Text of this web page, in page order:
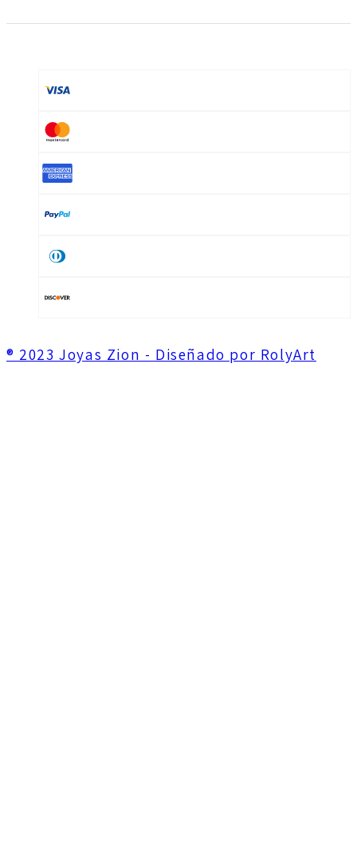
® 2023 Joyas Zion - Diseñado por RolyArt